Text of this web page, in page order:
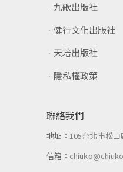
九歌出版社
健行文化出版社
天培出版社
隱私權政策
聯絡我們
地址： 105台北市松
信箱：